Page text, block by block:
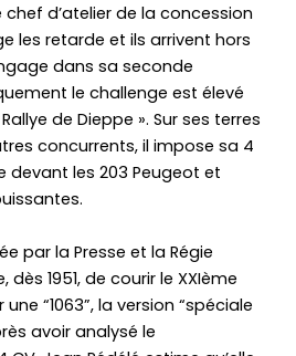
d’atelier de la concession
les retarde et ils arrivent hors
dans sa seconde
le challenge est élevé
de Dieppe ». Sur ses terres
concurrents, il impose sa 4
devant les 203 Peugeot et
par la Presse et la Régie
1951, de courir le XXIème
“1063”, la version “spéciale
avoir analysé le